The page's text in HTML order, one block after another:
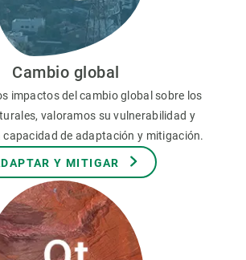
Cambio global
impactos del cambio global sobre los
valoramos su vulnerabilidad y
de adaptación y mitigación.
Y MITIGAR